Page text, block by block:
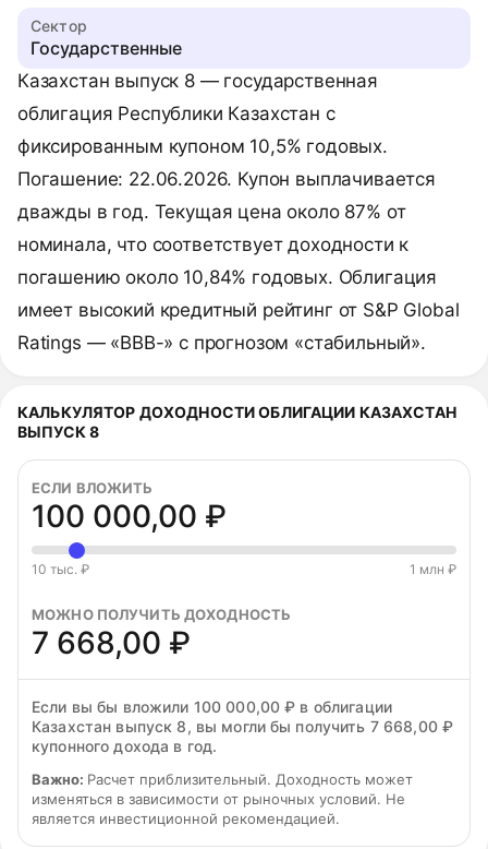
Сектор
Государственные
Казахстан выпуск 8 — государственная
облигация Республики Казахстан с
фиксированным купоном 10,5% годовых.
Погашение: 22.06.2026. Купон выплачивается
дважды в год. Текущая цена около 87% от
номинала, что соответствует доходности к
погашению около 10,84% годовых. Облигация
имеет высокий кредитный рейтинг от S&P Global
Ratings — «BBB-» с прогнозом «стабильный».
КАЛЬКУЛЯТОР ДОХОДНОСТИ ОБЛИГАЦИИ КАЗАХСТАН
ВЫПУСК 8
ЕСЛИ ВЛОЖИТЬ
100 000,00 ₽
10 тыс. ₽ 1 млн ₽
МОЖНО ПОЛУЧИТЬ ДОХОДНОСТЬ
7 668,00 ₽
Если вы бы вложили 100 000,00 ₽ в облигации
Казахстан выпуск 8, вы могли бы получить 7 668,00 ₽
купонного дохода в год.
Важно: Расчет приблизительный. Доходность может
изменяться в зависимости от рыночных условий. Не
является инвестиционной рекомендацией.